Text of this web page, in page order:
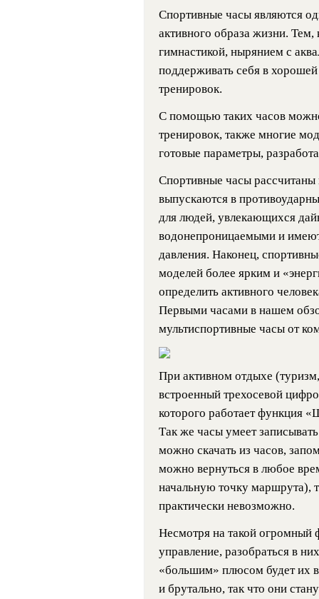
Спортивные часы являются
активного образа жизни. Тем,
гимнастикой, нырянием с
поддерживать себя в
тренировок.
С помощью таких часов
тренировок, также многие
готовые параметры,
Спортивные часы рассчитаны
выпускаются в
для людей, увлекающихся
водонепроницаемыми и
давления. Наконец,
моделей более ярким и
определить активного
Первыми часами в нашем
мультиспортивные часы от
При активном отдыхе
встроенный трехосевой
которого работает функция
Так же часы умеет
можно скачать из часов,
можно вернуться в любое
начальную точку маршрута),
практически невозможно.
Несмотря на такой огромный
управление, разобраться в
«большим» плюсом будет их
и брутально, так что они